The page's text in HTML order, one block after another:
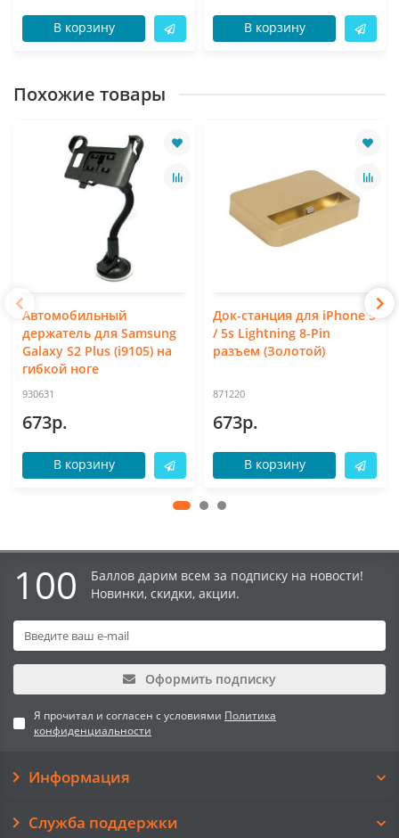
В корзину В корзину
Похожие товары
Автомобильный
держатель для Samsung
Galaxy S2 Plus (i9105) на
гибкой ноге
930631
673р.
В корзину
Док-станция для iPhone 5
/ 5s Lightning 8-Pin
разъем (Золотой)
871220
673р.
В корзину
100
Баллов дарим всем за подписку на новости!
Новинки, скидки, акции.
Оформить подписку
Я прочитал и согласен с условиями Политика
конфиденциальности
Информация
Служба поддержки